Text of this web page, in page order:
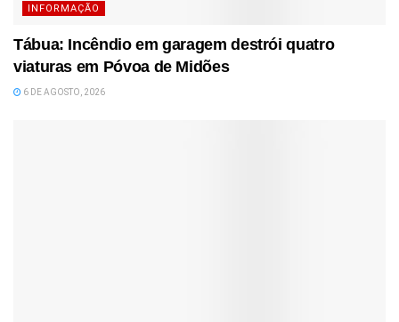
INFORMAÇÃO
Tábua: Incêndio em garagem destrói quatro
viaturas em Póvoa de Midões
6 DE AGOSTO, 2026